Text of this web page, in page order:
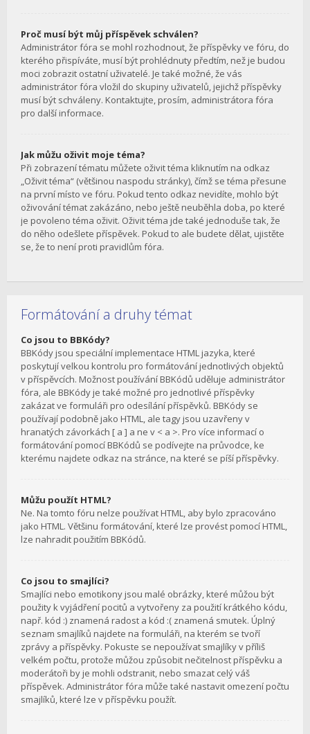
Proč musí být můj příspěvek schválen?
Administrátor fóra se mohl rozhodnout, že příspěvky ve fóru, do
kterého přispíváte, musí být prohlédnuty předtím, než je budou
moci zobrazit ostatní uživatelé. Je také možné, že vás
administrátor fóra vložil do skupiny uživatelů, jejichž příspěvky
musí být schváleny. Kontaktujte, prosím, administrátora fóra
pro další informace.
Jak můžu oživit moje téma?
Při zobrazení tématu můžete oživit téma kliknutím na odkaz
„Oživit téma“ (většinou naspodu stránky), čímž se téma přesune
na první místo ve fóru. Pokud tento odkaz nevidíte, mohlo být
oživování témat zakázáno, nebo ještě neuběhla doba, po které
je povoleno téma oživit. Oživit téma jde také jednoduše tak, že
do něho odešlete příspěvek. Pokud to ale budete dělat, ujistěte
se, že to není proti pravidlům fóra.
Formátování a druhy témat
Co jsou to BBKódy?
BBKódy jsou speciální implementace HTML jazyka, které
poskytují velkou kontrolu pro formátování jednotlivých objektů
v příspěvcích. Možnost používání BBKódů uděluje administrátor
fóra, ale BBKódy je také možné pro jednotlivé příspěvky
zakázat ve formuláři pro odesílání příspěvků. BBKódy se
používají podobně jako HTML, ale tagy jsou uzavřeny v
hranatých závorkách [ a ] a ne v < a >. Pro více informací o
formátování pomocí BBKódů se podívejte na průvodce, ke
kterému najdete odkaz na stránce, na které se píší příspěvky.
Můžu použít HTML?
Ne. Na tomto fóru nelze používat HTML, aby bylo zpracováno
jako HTML. Většinu formátování, které lze provést pomocí HTML,
lze nahradit použitím BBKódů.
Co jsou to smajlíci?
Smajlíci nebo emotikony jsou malé obrázky, které můžou být
použity k vyjádření pocitů a vytvořeny za použití krátkého kódu,
např. kód :) znamená radost a kód :( znamená smutek. Úplný
seznam smajlíků najdete na formuláři, na kterém se tvoří
zprávy a příspěvky. Pokuste se nepoužívat smajlíky v příliš
velkém počtu, protože můžou způsobit nečitelnost příspěvku a
moderátoři by je mohli odstranit, nebo smazat celý váš
příspěvek. Administrátor fóra může také nastavit omezení počtu
smajlíků, které lze v příspěvku použít.